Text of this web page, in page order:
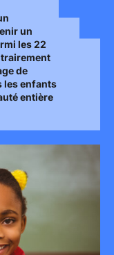
un
les 22
de
les enfants
entière